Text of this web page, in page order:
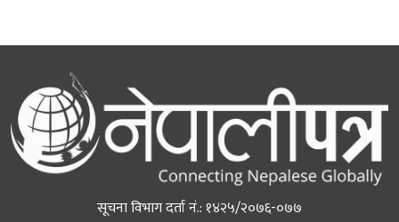
सूचना विभाग दर्ता नं.: १४२५/२०७६-०७७